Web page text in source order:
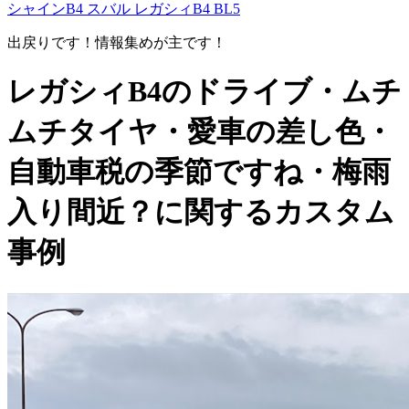
シャインB4 スバル レガシィB4 BL5
出戻りです！情報集めが主です！
レガシィB4のドライブ・ムチ
ムチタイヤ・愛車の差し色・
自動車税の季節ですね・梅雨
入り間近？に関するカスタム
事例